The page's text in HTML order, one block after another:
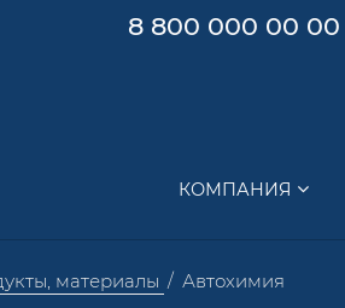
8 800 000 00 00
КОМПАНИЯ
материалы Автохимия